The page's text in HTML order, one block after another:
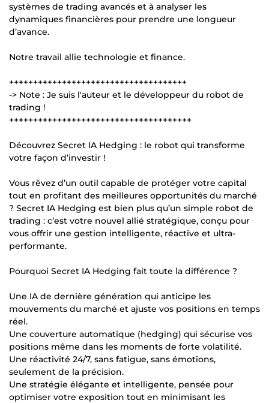
systèmes de trading avancés et à analyser les
dynamiques financières pour prendre une longueur
d’avance.
Notre travail allie technologie et finance.
+++++++++++++++++++++++++++++++++++++
-> Note : Je suis l'auteur et le développeur du robot de
trading !
++++++++++++++++++++++++++++++++++++++
Découvrez Secret IA Hedging : le robot qui transforme
votre façon d’investir !
Vous rêvez d’un outil capable de protéger votre capital
tout en profitant des meilleures opportunités du marché
? Secret IA Hedging est bien plus qu’un simple robot de
trading : c’est votre nouvel allié stratégique, conçu pour
vous offrir une gestion intelligente, réactive et ultra-
performante.
Pourquoi Secret IA Hedging fait toute la différence ?
Une IA de dernière génération qui anticipe les
mouvements du marché et ajuste vos positions en temps
réel.
Une couverture automatique (hedging) qui sécurise vos
positions même dans les moments de forte volatilité.
Une réactivité 24/7, sans fatigue, sans émotions,
seulement de la précision.
Une stratégie élégante et intelligente, pensée pour
optimiser votre exposition tout en minimisant les